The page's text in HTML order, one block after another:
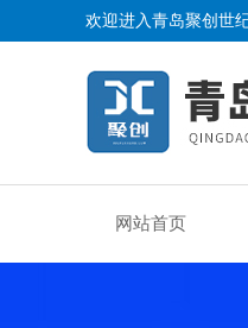
欢迎进入青岛聚创世
网站首页